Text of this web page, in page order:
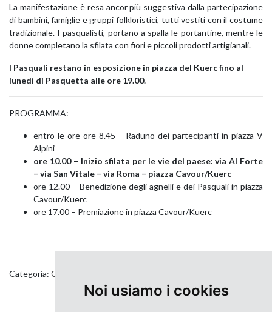
Noi usiamo i cookies
La manifestazione è resa ancor più suggestiva dalla partecipazione
di bambini, famiglie e gruppi folkloristici, tutti vestiti con il costume
tradizionale. I pasqualisti, portano a spalla le portantine, mentre le
donne completano la sfilata con fiori e piccoli prodotti artigianali.
I Pasquali restano in esposizione in piazza del Kuerc fino al
lunedì di Pasquetta alle ore 19.00.
PROGRAMMA:
entro le ore ore 8.45 – Raduno dei partecipanti in piazza V
Alpini
ore 10.00 – Inizio sfilata per le vie del paese: via Al Forte
– via San Vitale – via Roma – piazza Cavour/Kuerc
ore 12.00 – Benedizione degli agnelli e dei Pasquali in piazza
Cavour/Kuerc
ore 17.00 – Premiazione in piazza Cavour/Kuerc
Categoria: Cultura & Tradizione